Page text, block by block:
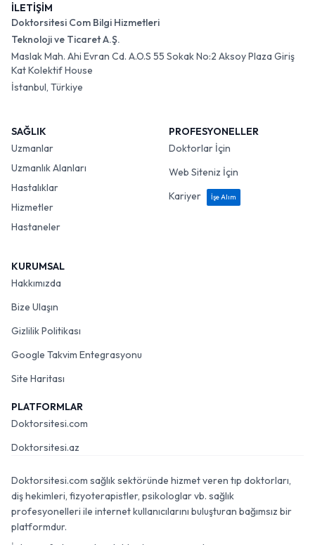
İLETİŞİM
Doktorsitesi Com Bilgi Hizmetleri
Teknoloji ve Ticaret A.Ş.
Maslak Mah. Ahi Evran Cd. A.O.S 55 Sokak No:2 Aksoy Plaza Giriş
Kat Kolektif House
İstanbul, Türkiye
SAĞLIK
Uzmanlar
Uzmanlık Alanları
Hastalıklar
Hizmetler
Hastaneler
PROFESYONELLER
Doktorlar İçin
Web Siteniz İçin
Kariyer
İşe Alım
KURUMSAL
Hakkımızda
Bize Ulaşın
Gizlilik Politikası
Google Takvim Entegrasyonu
Site Haritası
PLATFORMLAR
Doktorsitesi.com
Doktorsitesi.az
Doktorsitesi.com sağlık sektöründe hizmet veren tıp doktorları,
diş hekimleri, fizyoterapistler, psikologlar vb. sağlık
profesyonelleri ile internet kullanıcılarını buluşturan bağımsız bir
platformdur.